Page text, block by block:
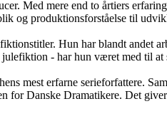
Med mere end to årtiers
og produktionsforståelse til
Hun har blandt andet
- har hun været med til
mest erfarne serieforfattere.
for Danske Dramatikere. Det